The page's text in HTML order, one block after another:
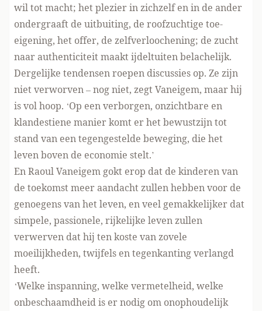
wil tot macht; het plezier in zichzelf en in de ander
ondergraaft de uitbuiting, de roofzuchtige toe-
eigening, het offer, de zelfverloochening; de zucht
naar authenticiteit maakt ijdeltuiten belachelijk.
Dergelijke tendensen roepen discussies op. Ze zijn
niet verworven – nog niet, zegt Vaneigem, maar hij
is vol hoop. ‘Op een verborgen, onzichtbare en
klandestiene manier komt er het bewustzijn tot
stand van een tegengestelde beweging, die het
leven boven de economie stelt.’
En Raoul Vaneigem gokt erop dat de kinderen van
de toekomst meer aandacht zullen hebben voor de
genoegens van het leven, en veel gemakkelijker dat
simpele, passionele, rijkelijke leven zullen
verwerven dat hij ten koste van zovele
moeilijkheden, twijfels en tegenkanting verlangd
heeft.
‘Welke inspanning, welke vermetelheid, welke
onbeschaamdheid is er nodig om onophoudelijk